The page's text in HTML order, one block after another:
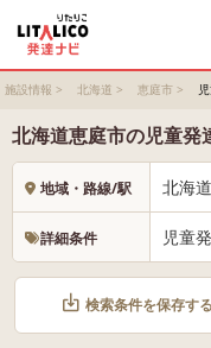
施設情報 > 北海道 > 恵庭市 >
北海道恵庭市の児童発
地域・路線/駅 北海
詳細条件 児童
検索条件を保存する